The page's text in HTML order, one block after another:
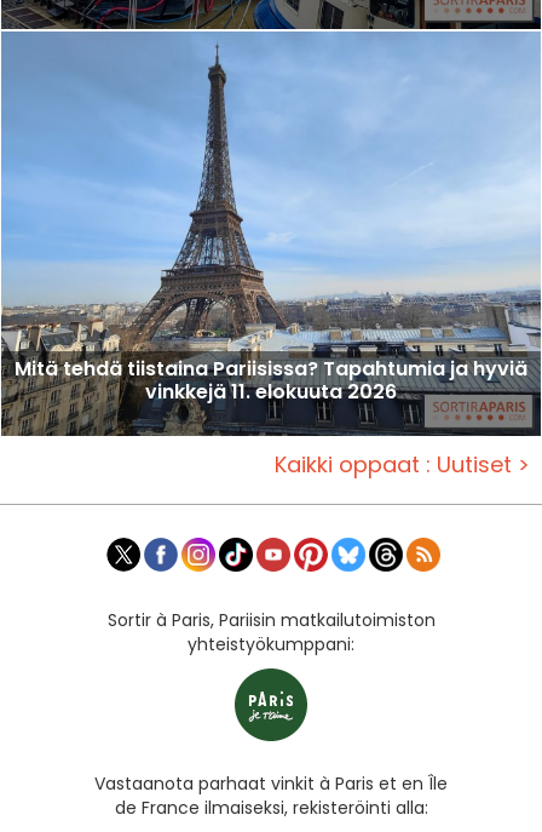
Mitä tehdä tiistaina Pariisissa? Tapahtumia ja hyviä
vinkkejä 11. elokuuta 2026
Kaikki oppaat : Uutiset >
Sortir à Paris, Pariisin matkailutoimiston
yhteistyökumppani:
Vastaanota parhaat vinkit à Paris et en Île
de France ilmaiseksi, rekisteröinti alla: